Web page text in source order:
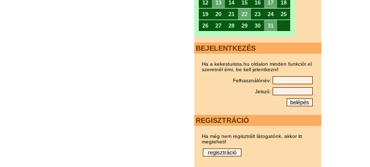
12
13 14 15 16 17
18
19
20 21 22 23 24
25
26
27 28 29 30 31
BEJELENTKEZÉS
Ha a kekesturista.hu oldalon minden funkciót el
szeretnél érni, be kell jelentkezni!
Felhasználónév:
Jelszó:
REGISZTRÁCIÓ
Ha még nem regisztrált látogatónk, akkor itt
megteheti!